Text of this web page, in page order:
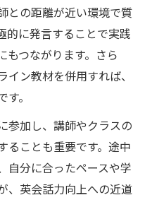
との距離が近い環境で質
的に発言することで実践
もつながります。さら
ン教材を併用すれば、
。
参加し、講師やクラスの
ることも重要です。途中
自分に合ったペースや学
、英会話力向上への近道